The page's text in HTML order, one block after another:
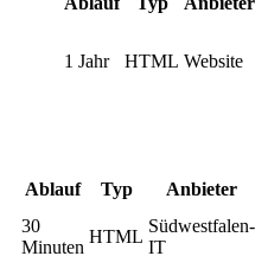
1 Jahr HTML Website
Ablauf Typ Anbieter
30
Minuten
HTML
Südwestfalen-
IT